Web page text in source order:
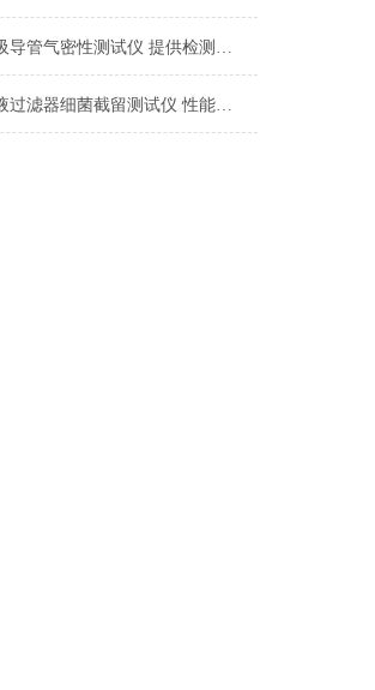
呼吸导管气密性测试仪 提供检测方案
药液过滤器细菌截留测试仪 性能稳定